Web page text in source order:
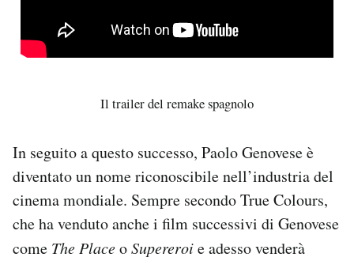
Il trailer del remake spagnolo
In seguito a questo successo, Paolo Genovese è
diventato un nome riconoscibile nell’industria del
cinema mondiale. Sempre secondo True Colours,
che ha venduto anche i film successivi di Genovese
come The PlaceoSupereroie adesso venderà